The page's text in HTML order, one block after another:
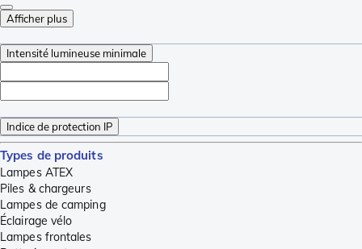
Afficher plus
Intensité lumineuse minimale
Indice de protection IP
Types de produits
Lampes ATEX
Piles & chargeurs
Lampes de camping
Éclairage vélo
Lampes frontales